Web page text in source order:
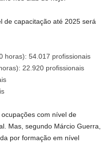
de capacitação até 2025 será
horas): 54.017 profissionais
22.920 profissionais
com nível de
Mas, segundo Márcio Guerra,
por formação em nível